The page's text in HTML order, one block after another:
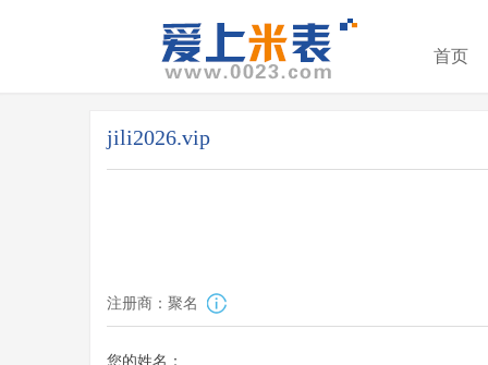
首页
jili2026.vip
注册商：聚名
您的姓名：